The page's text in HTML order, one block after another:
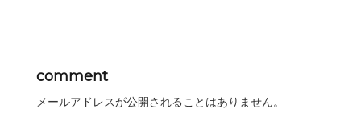
comment
メールアドレスが公開されることはありません。